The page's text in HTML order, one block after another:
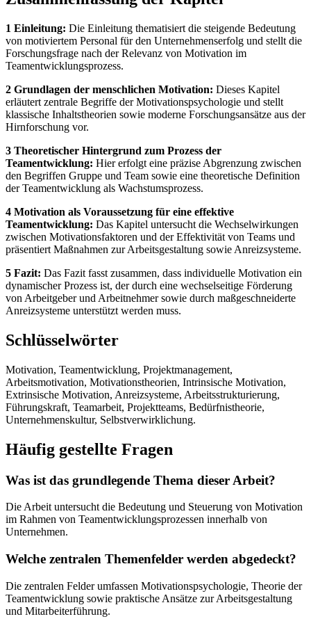
1 Einleitung: Die Einleitung thematisiert die steigende Bedeutung
von motiviertem Personal für den Unternehmenserfolg und stellt die
Forschungsfrage nach der Relevanz von Motivation im
Teamentwicklungsprozess.
2 Grundlagen der menschlichen Motivation: Dieses Kapitel
erläutert zentrale Begriffe der Motivationspsychologie und stellt
klassische Inhaltstheorien sowie moderne Forschungsansätze aus der
Hirnforschung vor.
3 Theoretischer Hintergrund zum Prozess der
Teamentwicklung: Hier erfolgt eine präzise Abgrenzung zwischen
den Begriffen Gruppe und Team sowie eine theoretische Definition
der Teamentwicklung als Wachstumsprozess.
4 Motivation als Voraussetzung für eine effektive
Teamentwicklung: Das Kapitel untersucht die Wechselwirkungen
zwischen Motivationsfaktoren und der Effektivität von Teams und
präsentiert Maßnahmen zur Arbeitsgestaltung sowie Anreizsysteme.
5 Fazit: Das Fazit fasst zusammen, dass individuelle Motivation ein
dynamischer Prozess ist, der durch eine wechselseitige Förderung
von Arbeitgeber und Arbeitnehmer sowie durch maßgeschneiderte
Anreizsysteme unterstützt werden muss.
Schlüsselwörter
Motivation, Teamentwicklung, Projektmanagement,
Arbeitsmotivation, Motivationstheorien, Intrinsische Motivation,
Extrinsische Motivation, Anreizsysteme, Arbeitsstrukturierung,
Führungskraft, Teamarbeit, Projektteams, Bedürfnistheorie,
Unternehmenskultur, Selbstverwirklichung.
Häufig gestellte Fragen
Was ist das grundlegende Thema dieser Arbeit?
Die Arbeit untersucht die Bedeutung und Steuerung von Motivation
im Rahmen von Teamentwicklungsprozessen innerhalb von
Unternehmen.
Welche zentralen Themenfelder werden abgedeckt?
Die zentralen Felder umfassen Motivationspsychologie, Theorie der
Teamentwicklung sowie praktische Ansätze zur Arbeitsgestaltung
und Mitarbeiterführung.